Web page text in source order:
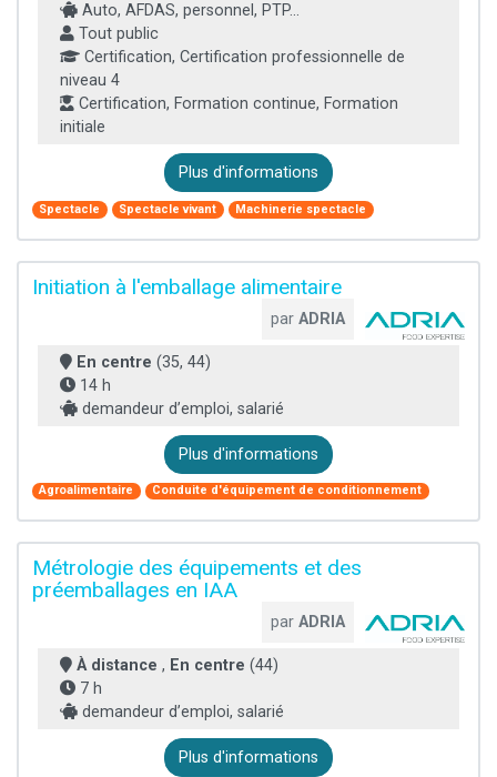
Auto, AFDAS, personnel, PTP...
Tout public
Certification, Certification professionnelle de
niveau 4
Certification, Formation continue, Formation
initiale
Plus d'informations
Spectacle Spectacle vivant Machinerie spectacle
Initiation à l'emballage alimentaire
par ADRIA
En centre (35, 44)
14 h
demandeur d’emploi, salarié
Plus d'informations
Agroalimentaire Conduite d'équipement de conditionnement
Métrologie des équipements et des
préemballages en IAA
par ADRIA
À distance , En centre (44)
7 h
demandeur d’emploi, salarié
Plus d'informations